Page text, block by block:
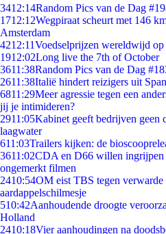
3412:14Random Pics van de Dag
1712:12Wegpiraat scheurt met 146
Amsterdam
4212:11Voedselprijzen wereldwijd
1912:02Long live the 7th of October
3611:38Random Pics van de Dag
2611:38Italië hindert reizigers uit
6811:29Meer agressie tegen een
jij je intimideren?
2911:05Kabinet geeft bedrijven geen
laagwater
611:03Trailers kijken: de
3611:02CDA en D66 willen ingrijpen
ongemerkt filmen
2410:54OM eist TBS tegen verwarde
aardappelschilmesje
510:42Aanhoudende droogte
Holland
2410:18Vier aanhoudingen na